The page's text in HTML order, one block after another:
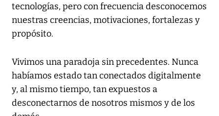
tecnologías, pero con frecuencia desconocemos
nuestras creencias, motivaciones, fortalezas y
propósito.
Vivimos una paradoja sin precedentes. Nunca
habíamos estado tan conectados digitalmente
y, al mismo tiempo, tan expuestos a
desconectarnos de nosotros mismos y de los